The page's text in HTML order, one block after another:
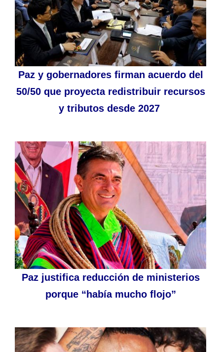
Paz y gobernadores firman acuerdo del
50/50 que proyecta redistribuir recursos
y tributos desde 2027
Paz justifica reducción de ministerios
porque “había mucho flojo”